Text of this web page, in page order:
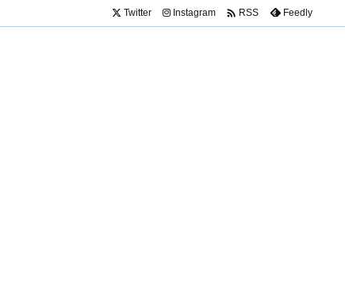
Twitter Instagram  RSS Feedly